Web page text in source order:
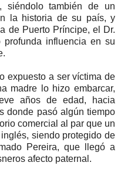
siéndolo también de un
la historia de su país, y
de Puerto Príncipe, el Dr.
influencia en su
expuesto a ser víctima de
madre lo hizo embarcar,
años de edad, hacia
donde pasó algún tiempo
comercial al par que un
siendo protegido de
Pereira, que llegó a
afecto paternal.